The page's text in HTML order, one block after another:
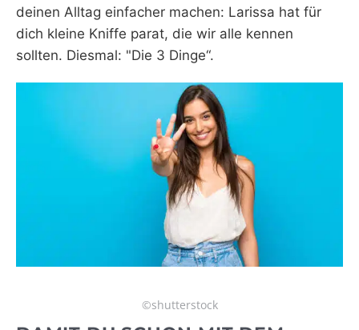
deinen Alltag einfacher machen: Larissa hat für
dich kleine Kniffe parat, die wir alle kennen
sollten. Diesmal: "Die 3 Dinge“.
©shutterstock